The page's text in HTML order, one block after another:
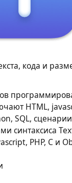
кода и
HTML,
SQL,
синтаксиса
PHP, C и